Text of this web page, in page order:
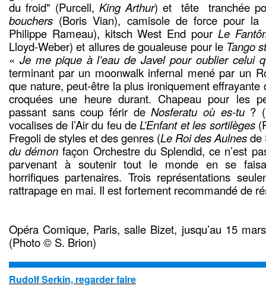
du froid" (Purcell, King Arthur) et tête tranchée
bouchers (Boris Vian), camisole de force pour
Philippe Rameau), kitsch West End pour Le
Lloyd-Weber) et allures de goualeuse pour le Tango
« Je me pique à l’eau de Javel pour oublier celui
terminant par un moonwalk infernal mené par un
que nature, peut-être la plus ironiquement effrayante
croquées une heure durant. Chapeau pour les
passant sans coup férir deNosferatu où es-tu?
vocalises de l’Air du feu deL’Enfant et les sortilèges
Fregoli de styles et des genres (Le Roi des Aulnesde
du démon façon Orchestre du Splendid, ce n’est
parvenant à soutenir tout le monde en se
horrifiques partenaires. Trois représentations
rattrapage en mai. Il est fortement recommandé de
Opéra Comique, Paris, salle Bizet, jusqu’au 15
(Photo © S. Brion)
Rudolf Serkin, regarder faire